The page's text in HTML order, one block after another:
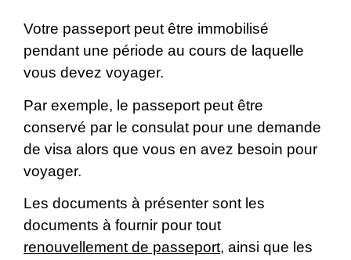
Votre passeport peut être immobilisé
pendant une période au cours de laquelle
vous devez voyager.
Par exemple, le passeport peut être
conservé par le consulat pour une demande
de visa alors que vous en avez besoin pour
voyager.
Les documents à présenter sont les
documents à fournir pour tout
renouvellement de passeport, ainsi que les